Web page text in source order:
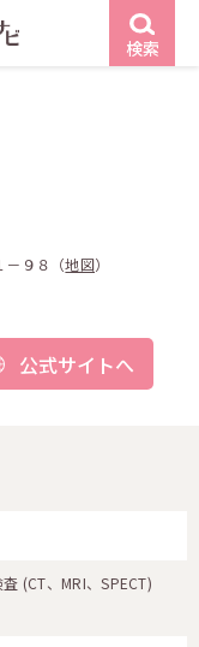
検索
－９８（地図）
公式サイトへ
査 (CT、MRI、SPECT)